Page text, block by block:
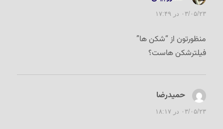
۰۳/۰۵/۲۳ در ۱۷:۴۹
منظورتون از “شکن ها”
فیلترشکن هاست؟
حمیدرضا
۰۳/۰۵/۲۳ در ۱۸:۱۷